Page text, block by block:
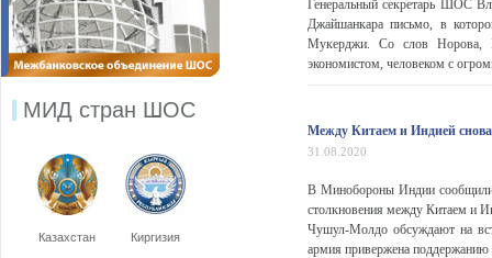
МИД стран ШОС
Казахстан Киргизия
Генеральный секретарь ШОС
Джайшанкара письмо, в
Мукерджи. Со слов Норова,
экономистом, человеком с
Между Китаем и Индией
31.08.2020
В Минобороны Индии сообщили,
столкновения между Китаем и
Чушул-Молдо обсуждают на
армия привержена поддержанию